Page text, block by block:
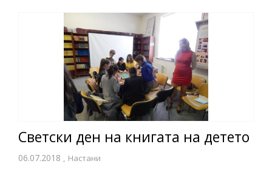
Светски ден на книгата на детето
06.07.2018 , Настани